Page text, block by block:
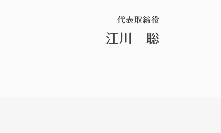
代表取締役
江川 聡